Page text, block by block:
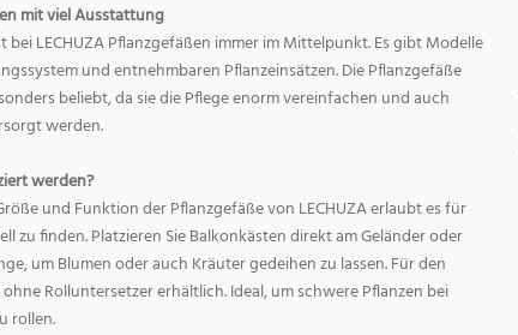
mit viel Ausstattung
bei LECHUZA Pflanzgefäßen immer im Mittelpunkt. Es gibt Modelle
und entnehmbaren Pflanzeinsätzen. Die Pflanzgefäße
beliebt, da sie die Pflege enorm vereinfachen und auch
werden.
werden?
und Funktion der Pflanzgefäße von LECHUZA erlaubt es für
zu finden. Platzieren Sie Balkonkästen direkt am Geländer oder
um Blumen oder auch Kräuter gedeihen zu lassen. Für den
Rolluntersetzer erhältlich. Ideal, um schwere Pflanzen bei
rollen.